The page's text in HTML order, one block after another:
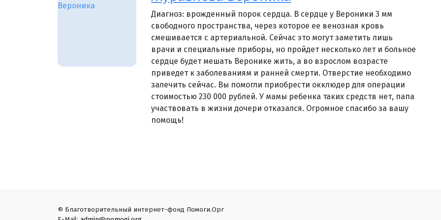
Диагноз: врожденный порок сердца. В сердце у Вероники 3 мм
свободного пространства, через которое ее венозная кровь
смешивается с артериальной. Сейчас это могут заметить лишь
врачи и специальные приборы, но пройдет несколько лет и больное
сердце будет мешать Веронике жить, а во взрослом возрасте
приведет к заболеваниям и ранней смерти. Отверстие необходимо
залечить сейчас. Вы помогли приобрести окклюдер для операции
стоимостью 230 000 рублей. У мамы ребенка таких средств нет, папа
участвовать в жизни дочери отказался. Огромное спасибо за вашу
помощь!
© Благотворительный интернет-фонд Помоги.Орг